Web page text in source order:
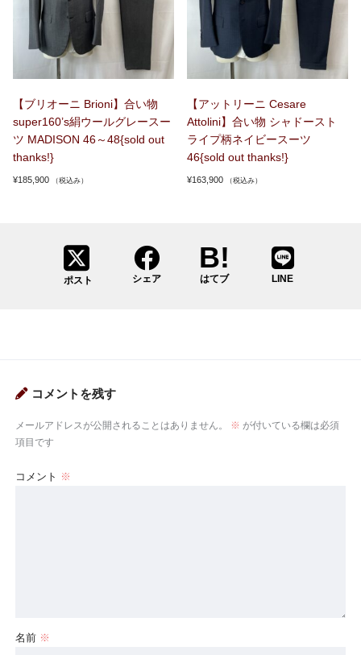
【ブリオーニ Brioni】合い物
super160’s絹ウールグレースー
ツ MADISON 46～48{sold out
thanks!}
¥185,900 （税込み）
【アットリーニ Cesare
Attolini】合い物 シャドースト
ライプ柄ネイビースーツ
46{sold out thanks!}
¥163,900 （税込み）
ポスト シェア はてブ LINE
コメントを残す
メールアドレスが公開されることはありません。 ※ が付いている欄は必須
項目です
コメント ※
名前 ※